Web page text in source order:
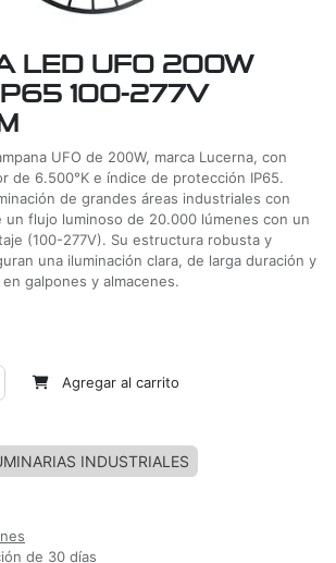
LED UFO 200W
100-277V
UFO de 200W, marca Lucerna, con
de 6.500°K e índice de protección IP65.
de grandes áreas industriales con
flujo luminoso de 20.000 lúmenes con un
(100-277V). Su estructura robusta y
una iluminación clara, de larga duración y
galpones y almacenes.
Agregar al carrito
INDUSTRIALES
de 30 días